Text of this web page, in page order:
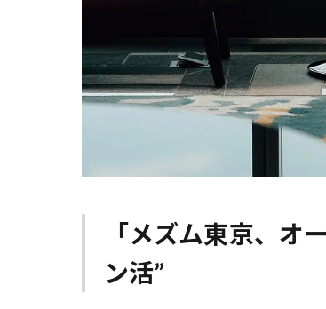
「メズム東京、オ
ン活”